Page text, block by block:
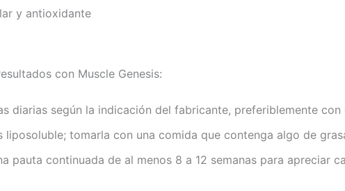
y antioxidante
con Muscle Genesis:
diarias según la indicación del fabricante, preferiblemente
liposoluble; tomarla con una comida que contenga algo de
pauta continuada de al menos 8 a 12 semanas para